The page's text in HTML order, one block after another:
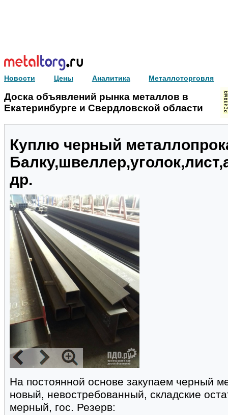
Новости Цены Аналитика Металлоторговля
Доска объявлений рынка металлов в
Екатеринбурге и Свердловской области
Куплю черный
др.
На постоянной основе закупаем черный
новый, невостребованный, складские
мерный, гос. Резерв: